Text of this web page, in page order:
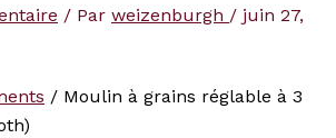
/ Par weizenburgh / juin 27,
/ Moulin à grains réglable à 3